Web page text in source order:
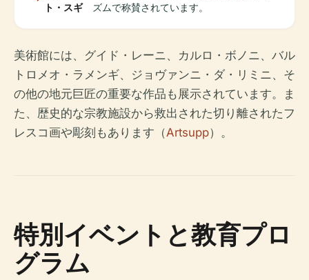
ト・スギ
ズムで称賛されています。
美術館には、グイド・レーニ、カルロ・ボノニ、バル
トロメオ・ラメンギ、ジョヴァンニ・ダ・リミニ、そ
の他の地元巨匠の重要な作品も展示されています。ま
た、歴史的な宗教施設から救出された切り離されたフ
レスコ画や彫刻もあります（Artsupp）。
特別イベントと教育プロ
グラム